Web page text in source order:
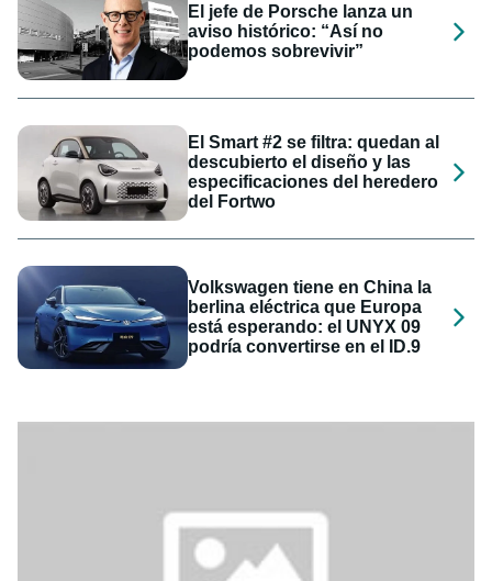
El jefe de Porsche lanza un
aviso histórico: “Así no
podemos sobrevivir”
El Smart #2 se filtra: quedan al
descubierto el diseño y las
especificaciones del heredero
del Fortwo
Volkswagen tiene en China la
berlina eléctrica que Europa
está esperando: el UNYX 09
podría convertirse en el ID.9